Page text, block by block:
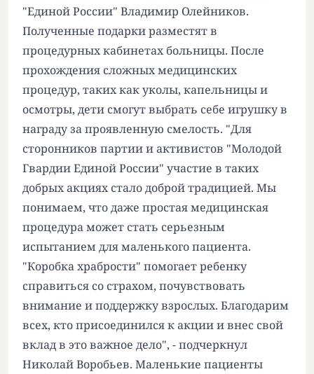
"Единой России" Владимир Олейников.
Полученные подарки разместят в
процедурных кабинетах больницы. После
прохождения сложных медицинских
процедур, таких как уколы, капельницы и
осмотры, дети смогут выбрать себе игрушку в
награду за проявленную смелость. "Для
сторонников партии и активистов "Молодой
Гвардии Единой России" участие в таких
добрых акциях стало доброй традицией. Мы
понимаем, что даже простая медицинская
процедура может стать серьезным
испытанием для маленького пациента.
"Коробка храбрости" помогает ребенку
справиться со страхом, почувствовать
внимание и поддержку взрослых. Благодарим
всех, кто присоединился к акции и внес свой
вклад в это важное дело", - подчеркнул
Николай Воробьев. Маленькие пациенты